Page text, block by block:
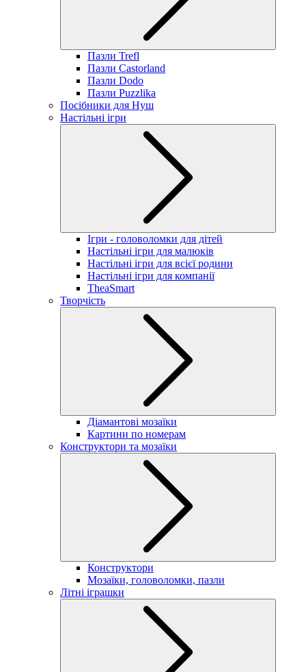
Пазли Trefl
Пазли Castorland
Пазли Dodo
Пазли Puzzlika
Посібники для Нуш
Настільні ігри
Ігри - головоломки для дітей
Настільні ігри для малюків
Настільні ігри для всієї родини
Настільні ігри для компанії
TheaSmart
Творчість
Діамантові мозаїки
Картини по номерам
Конструктори та мозаїки
Конструктори
Мозаїки, головоломки, пазли
Літні іграшки